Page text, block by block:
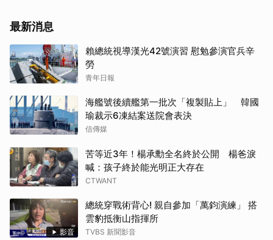
最新消息
賴總統視導漢光42號演習 慰勉參演官兵辛
勞
青年日報
海艦號後續艦第一批次「複製貼上」 韓國
瑜裁示6凍結案送院會表決
信傳媒
苦等近3年！楊承勳全名終於公開 楊爸淚
喊：孩子終於能光明正大存在
CTWANT
影音
總統穿戰術背心! 親自參加「萬鈞演練」 搭
雲豹抵衡山指揮所
TVBS 新聞影音